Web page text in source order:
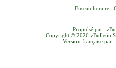
Fuseau horaire :
Propulsé par
Copyright © 2026 vBulletin
Version française par